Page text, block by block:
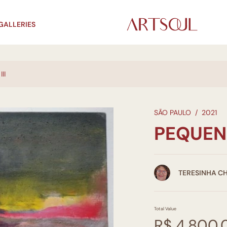
SÃO PAULO / 2021
TERESINHA
Total Value